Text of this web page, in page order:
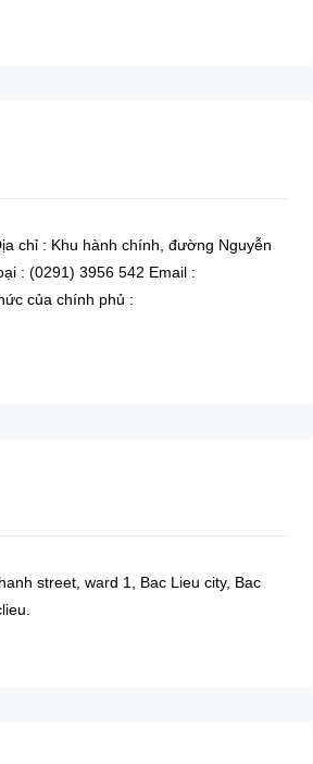
chỉ : Khu hành chính, đường Nguyễn
: (0291) 3956 542 Email :
của chính phủ :
street, ward 1, Bac Lieu city, Bac